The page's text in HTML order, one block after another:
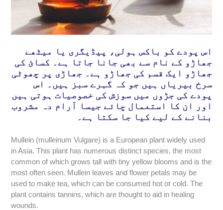
اس پودے کو باکس ہولی، پیڈیگری یا میٹھے
جھاڑو کے نام سے بھی جانا جاتا ہے۔ کسائ کی
جھاڑو ایک قسم کی جھاڑو ہے۔ جھاڑی پر چھوٹی
سرخ بیریاں ہیں جو کہ گہرے سبز ہیں۔ اس
پودے کی جڑوں میں سوزش کی خصوصیات ہوتی ہیں
اور ان کا استعمال چائے جیسا آرام دہ مشروب
بنانے کے لیے کیا جا سکتا ہے۔
Mullein (mulleinum Vulgare) is a European plant widely used
in Asia. This plant has numerous distinct species, the most
common of which grows tall with tiny yellow blooms and is the
most often seen. Mullein leaves and flower petals may be
used to make tea, which can be consumed hot or cold. The
plant contains tannins, which are thought to aid in healing
wounds.